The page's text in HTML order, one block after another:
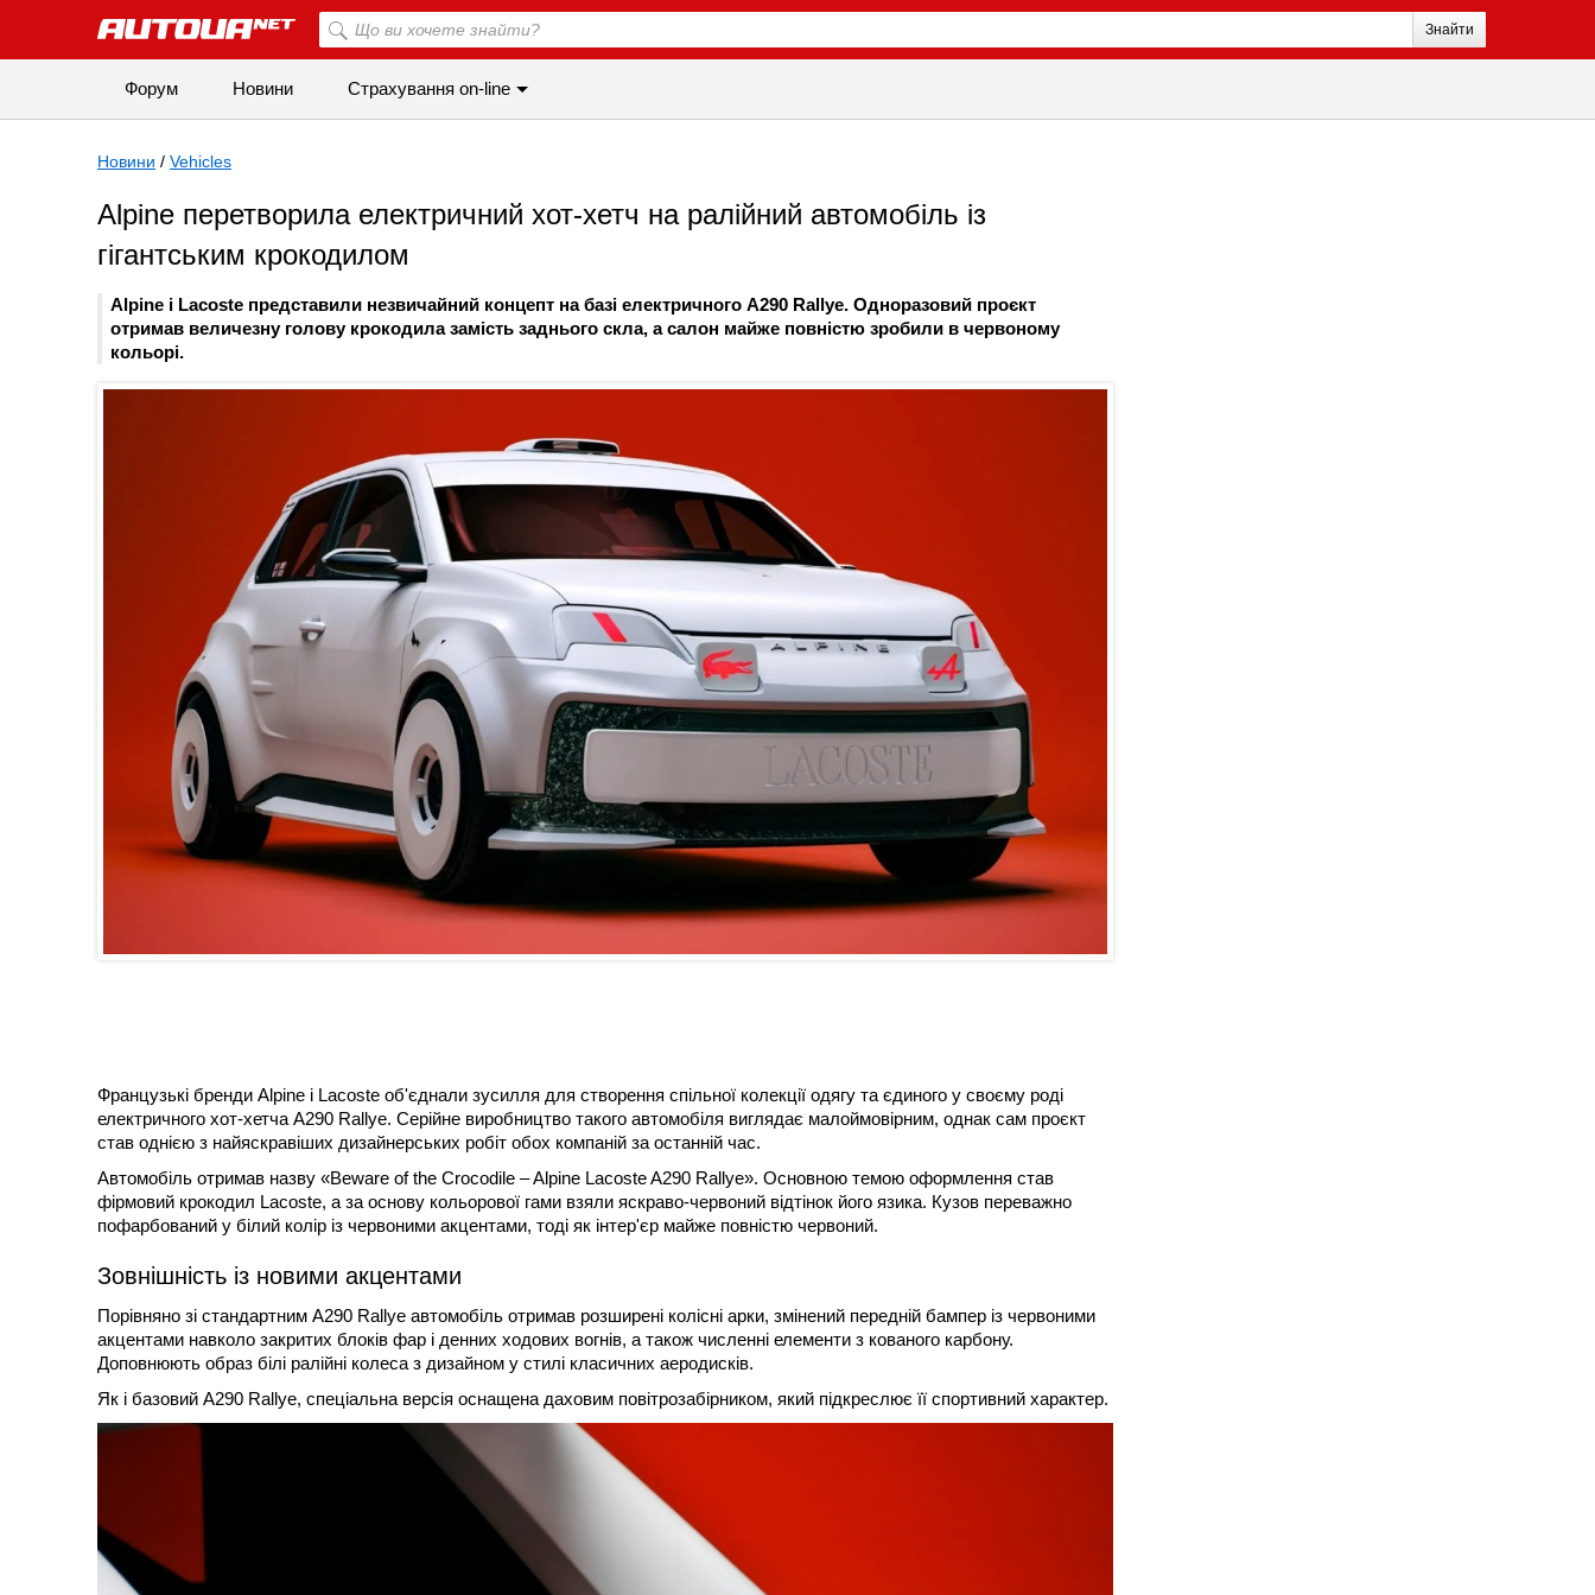
Знайти
Форум Новини Страхування on-line
Новини / Vehicles
Alpine перетворила електричний хот-хетч на ралійний автомобіль із
гігантським крокодилом
Alpine і Lacoste представили незвичайний концепт на базі електричного A290 Rallye. Одноразовий проєкт
отримав величезну голову крокодила замість заднього скла, а салон майже повністю зробили в червоному
кольорі.
Французькі бренди Alpine і Lacoste об'єднали зусилля для створення спільної колекції одягу та єдиного у своєму роді
електричного хот-хетча A290 Rallye. Серійне виробництво такого автомобіля виглядає малоймовірним, однак сам проєкт
став однією з найяскравіших дизайнерських робіт обох компаній за останній час.
Автомобіль отримав назву «Beware of the Crocodile – Alpine Lacoste A290 Rallye». Основною темою оформлення став
фірмовий крокодил Lacoste, а за основу кольорової гами взяли яскраво-червоний відтінок його язика. Кузов переважно
пофарбований у білий колір із червоними акцентами, тоді як інтер'єр майже повністю червоний.
Зовнішність із новими акцентами
Порівняно зі стандартним A290 Rallye автомобіль отримав розширені колісні арки, змінений передній бампер із червоними
акцентами навколо закритих блоків фар і денних ходових вогнів, а також численні елементи з кованого карбону.
Доповнюють образ білі ралійні колеса з дизайном у стилі класичних аеродисків.
Як і базовий A290 Rallye, спеціальна версія оснащена даховим повітрозабірником, який підкреслює її спортивний характер.